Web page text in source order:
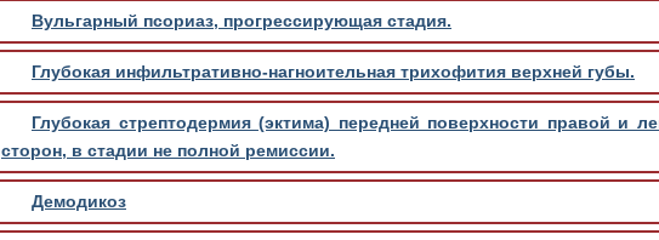
Вульгарный псориаз, прогрессирующая стадия.
Глубокая инфильтративно-нагноительная трихофития верхней губы.
Глубокая стрептодермия (эктима) передней поверхности правой и
сторон, в стадии не полной ремиссии.
Демодикоз